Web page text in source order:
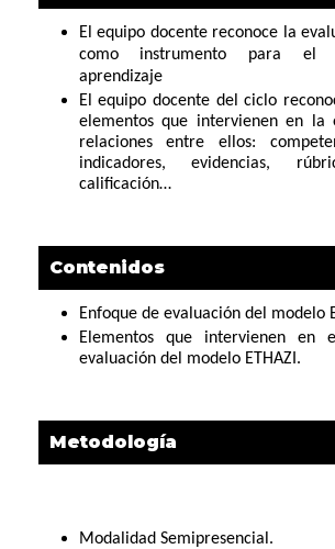
El equipo docente reconoce la
como instrumento para el
aprendizaje
El equipo docente del ciclo
elementos que intervienen en la
relaciones entre ellos:
indicadores, evidencias,
calificación…
Contenidos
Enfoque de evaluación del modelo
Elementos que intervienen en
evaluación del modelo ETHAZI.
Metodología
Modalidad Semipresencial.